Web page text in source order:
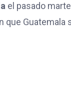
el pasado
que Guatemala